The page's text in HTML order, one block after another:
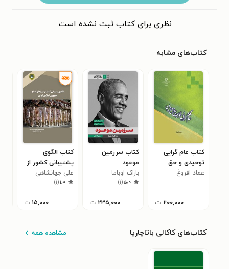
نظری برای کتاب ثبت نشده است.
کتاب‌های مشابه
کتاب عام گرایی
توحیدی و حق
انسان
عماد افروغ
۲۰۰,۰۰۰ ت
کتاب سرزمین
موعود
باراک اوباما
۵٫۰(۱)
۲۳۵,۰۰۰ ت
کتاب الگوی
پشتیبانی کشور از
نیروهای مسلح
جمهوری اسلامی
علی جهانشاهی
۱٫۰(۱)
۱۵,۰۰۰ ت
کتاب‌های کاکالی باتاچاریا مشاهده همه